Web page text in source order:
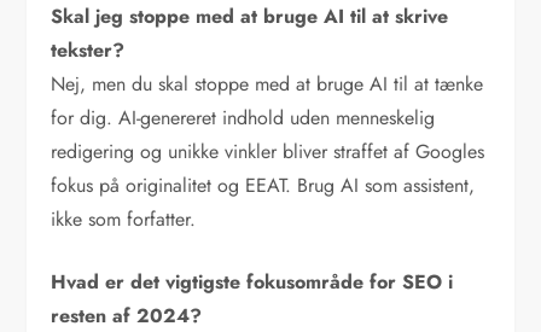
Skal jeg stoppe med at bruge AI til at skrive
tekster?
Nej, men du skal stoppe med at bruge AI til at tænke
for dig. AI-genereret indhold uden menneskelig
redigering og unikke vinkler bliver straffet af Googles
fokus på originalitet og EEAT. Brug AI som assistent,
ikke som forfatter.
Hvad er det vigtigste fokusområde for SEO i
resten af 2024?